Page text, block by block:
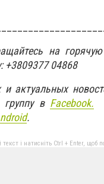
на
+3809377 04868
и актуальных
в Facebook.
droid.
і натисніть Ctrl + Enter, щоб